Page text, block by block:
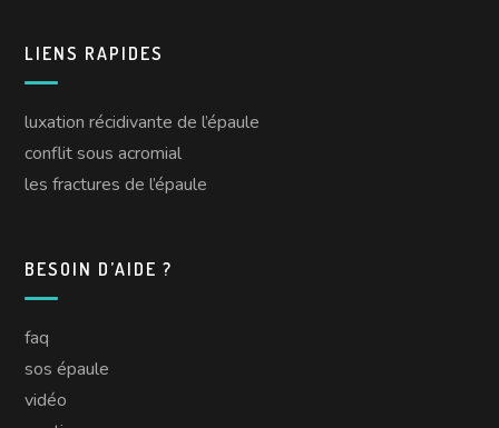
LIENS RAPIDES
luxation récidivante de l’épaule
conflit sous acromial
les fractures de l’épaule
BESOIN D’AIDE ?
faq
sos épaule
vidéo